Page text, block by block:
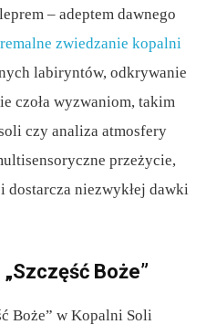
– adeptem dawnego
zwiedzanie kopalni
labiryntów, odkrywanie
czoła wyzwaniom, takim
czy analiza atmosfery
przeżycie,
dostarcza niezwykłej dawki
Boże”
Boże” w Kopalni Soli